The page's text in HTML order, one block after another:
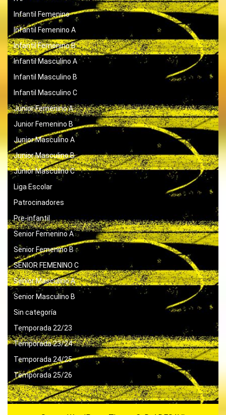
Infantil Femenino
Infantil Femenino A
Infantil Femenino B
Infantil Masculino A
Infantil Masculino B
Infantil Masculino C
Junior Femenino A
Junior Femenino B
Junior Masculino A
Junior Masculino B
Junior Masculino C
Liga Escolar
Patrocinadores
Pre-infantil
Senior Femenino A
Senior Femenino B
SENIOR FEMENINO C
Senior Masculino A
Senior Masculino B
Sin categoría
Temporada 22/23
Temporada 23/24
Temporada 24/25
Temporada 25/26